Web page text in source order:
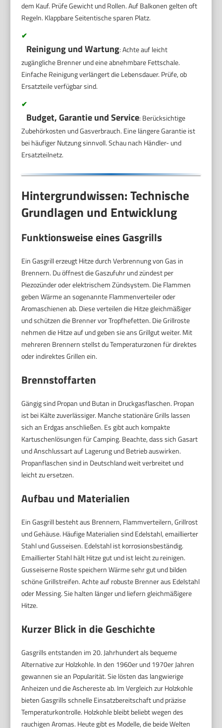
dem Kauf. Prüfe Gewicht und Rollen. Auf Balkonen gelten oft
Regeln. Klappbare Seitentische sparen Platz.
✔
Reinigung und Wartung: Achte auf leicht
zugängliche Brenner und eine abnehmbare Fettschale.
Einfache Reinigung verlängert die Lebensdauer. Prüfe, ob
Ersatzteile verfügbar sind.
✔
Budget, Garantie und Service: Berücksichtige
Zubehörkosten und Gasverbrauch. Eine längere Garantie ist
bei häufiger Nutzung sinnvoll. Schau nach Händler- und
Ersatzteilnetz.
Hintergrundwissen: Technische
Grundlagen und Entwicklung
Funktionsweise eines Gasgrills
Ein Gasgrill erzeugt Hitze durch Verbrennung von Gas in
Brennern. Du öffnest die Gaszufuhr und zündest per
Piezozünder oder elektrischem Zündsystem. Die Flammen
geben Wärme an sogenannte Flammenverteiler oder
Aromaschienen ab. Diese verteilen die Hitze gleichmäßiger
und schützen die Brenner vor Tropfhefetten. Die Grillroste
nehmen die Hitze auf und geben sie ans Grillgut weiter. Mit
mehreren Brennern stellst du Temperaturzonen für direktes
oder indirektes Grillen ein.
Brennstoffarten
Gängig sind Propan und Butan in Druckgasflaschen. Propan
ist bei Kälte zuverlässiger. Manche stationäre Grills lassen
sich an Erdgas anschließen. Es gibt auch kompakte
Kartuschenlösungen für Camping. Beachte, dass sich Gasart
und Anschlussart auf Lagerung und Betrieb auswirken.
Propanflaschen sind in Deutschland weit verbreitet und
leicht zu ersetzen.
Aufbau und Materialien
Ein Gasgrill besteht aus Brennern, Flammverteilern, Grillrost
und Gehäuse. Häufige Materialien sind Edelstahl, emaillierter
Stahl und Gusseisen. Edelstahl ist korrosionsbeständig.
Emaillierter Stahl hält Hitze gut und ist leicht zu reinigen.
Gusseiserne Roste speichern Wärme sehr gut und bilden
schöne Grillstreifen. Achte auf robuste Brenner aus Edelstahl
oder Messing. Sie halten länger und liefern gleichmäßigere
Hitze.
Kurzer Blick in die Geschichte
Gasgrills entstanden im 20. Jahrhundert als bequeme
Alternative zur Holzkohle. In den 1960er und 1970er Jahren
gewannen sie an Popularität. Sie lösten das langwierige
Anheizen und die Aschereste ab. Im Vergleich zur Holzkohle
bieten Gasgrills schnelle Einsatzbereitschaft und präzise
Temperaturkontrolle. Holzkohle bleibt beliebt wegen des
rauchigen Aromas. Heute gibt es Modelle, die beide Welten